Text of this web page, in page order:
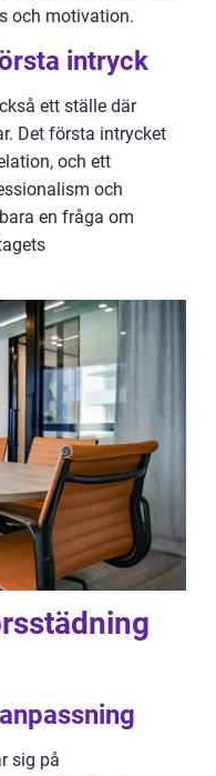
och motivation.
intryck
ett ställe där
Det första intrycket
och ett
och
en fråga om
sig på